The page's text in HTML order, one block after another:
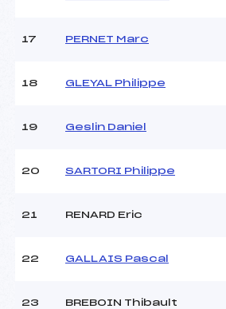
Pénalité appliquée :
17 PERNET Marc
18 GLEYAL Philippe
19 Geslin Daniel
20 SARTORI Philippe
21 RENARD Eric
22 GALLAIS Pascal
23 BREBOIN Thibault